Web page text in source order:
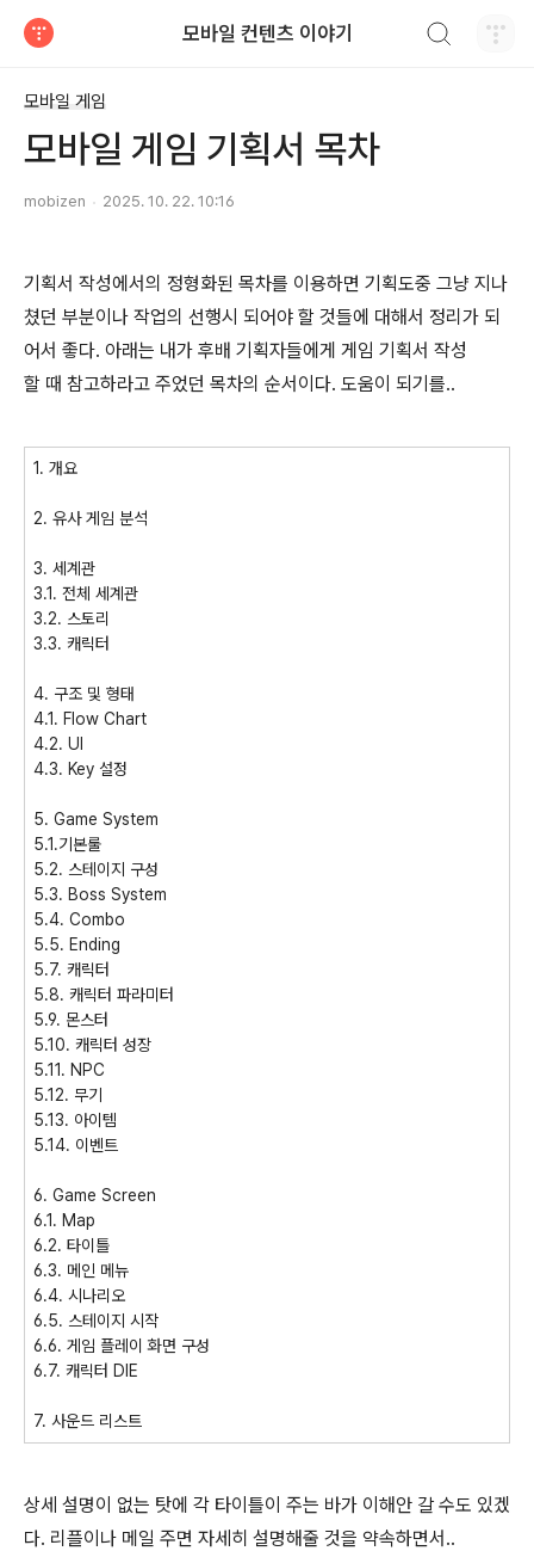
모바일 컨텐츠 이야기
모바일 게임
모바일 게임 기획서 목차
mobizen 2025. 10. 22. 10:16
기획서 작성에서의 정형화된 목차를 이용하면 기획도중 그냥 지나
쳤던 부분이나 작업의 선행시 되어야 할 것들에 대해서 정리가 되
어서 좋다. 아래는 내가 후배 기획자들에게 게임 기획서 작성
할 때 참고하라고 주었던 목차의 순서이다. 도움이 되기를..
1. 개요
2. 유사 게임 분석
3. 세계관
3.1. 전체 세계관
3.2. 스토리
3.3. 캐릭터
4. 구조 및 형태
4.1. Flow Chart
4.2. UI
4.3. Key 설정
5. Game System
5.1.기본룰
5.2. 스테이지 구성
5.3. Boss System
5.4. Combo
5.5. Ending
5.7. 캐릭터
5.8. 캐릭터 파라미터
5.9. 몬스터
5.10. 캐릭터 성장
5.11. NPC
5.12. 무기
5.13. 아이템
5.14. 이벤트
6. Game Screen
6.1. Map
6.2. 타이틀
6.3. 메인 메뉴
6.4. 시나리오
6.5. 스테이지 시작
6.6. 게임 플레이 화면 구성
6.7. 캐릭터 DIE
7. 사운드 리스트
상세 설명이 없는 탓에 각 타이틀이 주는 바가 이해안 갈 수도 있겠
다. 리플이나 메일 주면 자세히 설명해줄 것을 약속하면서..